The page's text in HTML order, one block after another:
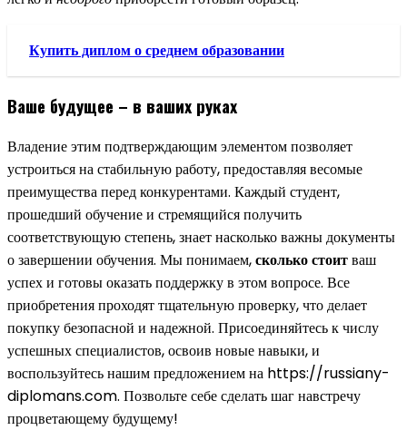
Купить диплом о среднем образовании
Ваше будущее – в ваших руках
Владение этим подтверждающим элементом позволяет
устроиться на стабильную работу, предоставляя весомые
преимущества перед конкурентами. Каждый студент,
прошедший обучение и стремящийся получить
соответствующую степень, знает насколько важны документы
о завершении обучения. Мы понимаем,сколько стоитваш
успех и готовы оказать поддержку в этом вопросе. Все
приобретения проходят тщательную проверку, что делает
покупку безопасной и надежной. Присоединяйтесь к числу
успешных специалистов, освоив новые навыки, и
воспользуйтесь нашим предложением на https://russiany-
diplomans.com. Позвольте себе сделать шаг навстречу
процветающему будущему!